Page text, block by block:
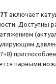
включает
Доступны
парными